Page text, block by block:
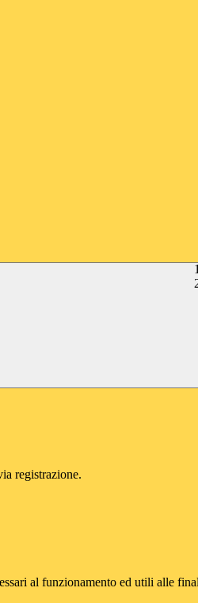
registrazione.
al funzionamento ed utili alle